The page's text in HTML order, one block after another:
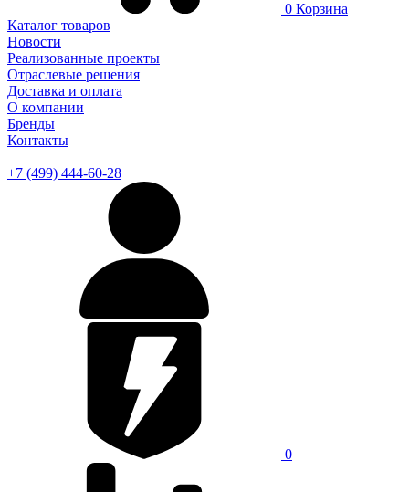
0 Корзина
Каталог товаров
Новости
Реализованные проекты
Отраслевые решения
Доставка и оплата
О компании
Бренды
Контакты
+7 (499) 444-60-28
0